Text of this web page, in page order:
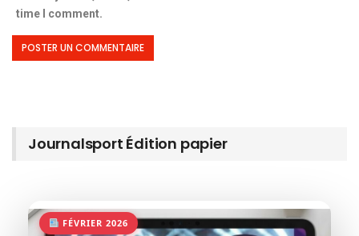
time I comment.
Journalsport Édition papier
FÉVRIER 2026